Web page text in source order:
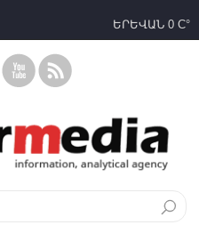
ԵՐԵՎԱՆ 0 C°